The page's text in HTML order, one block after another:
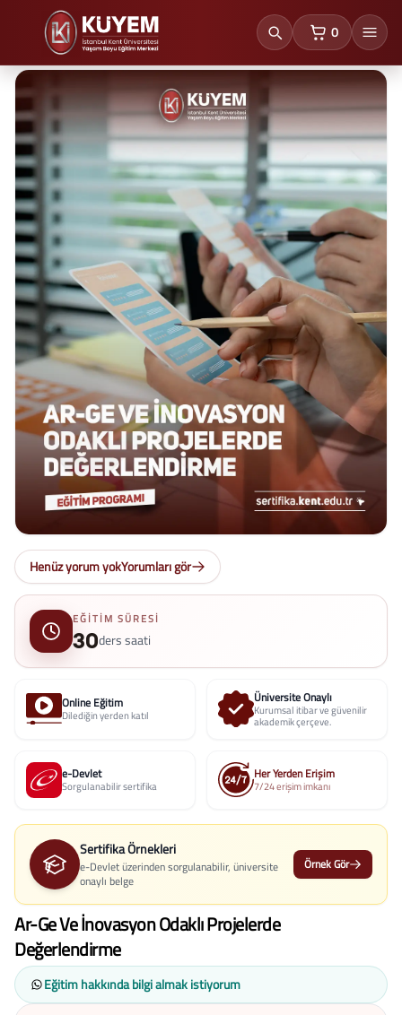
0
sepetteki
Henüz yorum yokYorumları gör
EĞITIM SÜRESI
30ders saati
Online Eğitim
Dilediğin yerden katıl
Üniversite Onaylı
Kurumsal itibar ve güvenilir
akademik çerçeve.
e-Devlet
Sorgulanabilir sertifika
Her Yerden Erişim
7/24 erişim imkanı
Sertifika Örnekleri
e-Devlet üzerinden sorgulanabilir, üniversite
onaylı belge
Örnek Gör
Ar-Ge Ve İnovasyon Odaklı Projelerde
Değerlendirme
Eğitim hakkında bilgi almak istiyorum